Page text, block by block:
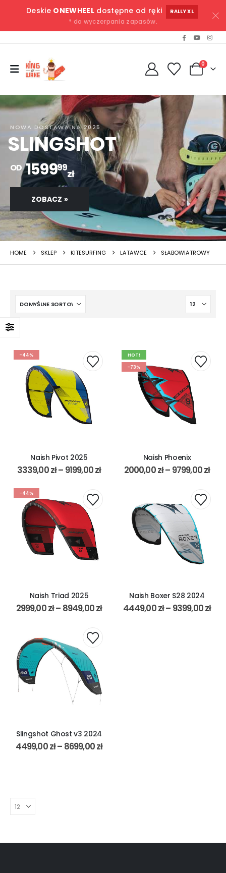
Deskie ONEWHEELdostępne od ręki RALLY XL
* do wyczerpania zapasów.
0
NOWA DOSTAWA NA 2025
SLINGSHOT
OD 159999
zł
ZOBACZ »
HOME SKLEP KITESURFING LATAWCE SŁABOWIATROWY
-44%
Naish Pivot 2025
3339,00zł– 9199,00zł
HOT!
-73%
Naish Phoenix
2000,00zł– 9799,00zł
-44%
Naish Triad 2025
2999,00zł– 8949,00zł
Naish Boxer S28 2024
4449,00zł– 9399,00zł
Slingshot Ghost v3 2024
4499,00zł– 8699,00zł